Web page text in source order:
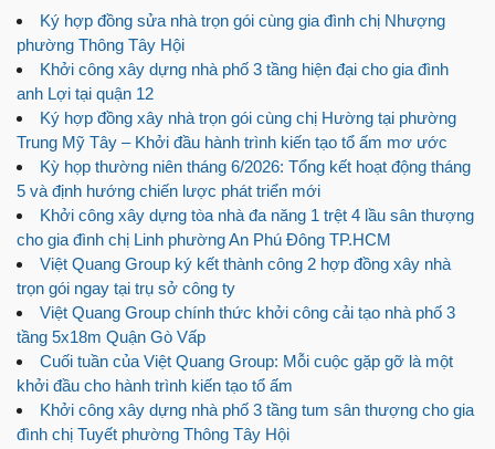
Ký hợp đồng sửa nhà trọn gói cùng gia đình chị Nhượng
phường Thông Tây Hội
Khởi công xây dựng nhà phố 3 tầng hiện đại cho gia đình
anh Lợi tại quận 12
Ký hợp đồng xây nhà trọn gói cùng chị Hường tại phường
Trung Mỹ Tây – Khởi đầu hành trình kiến tạo tổ ấm mơ ước
Kỳ họp thường niên tháng 6/2026: Tổng kết hoạt động tháng
5 và định hướng chiến lược phát triển mới
Khởi công xây dựng tòa nhà đa năng 1 trệt 4 lầu sân thượng
cho gia đình chị Linh phường An Phú Đông TP.HCM
Việt Quang Group ký kết thành công 2 hợp đồng xây nhà
trọn gói ngay tại trụ sở công ty
Việt Quang Group chính thức khởi công cải tạo nhà phố 3
tầng 5x18m Quận Gò Vấp
Cuối tuần của Việt Quang Group: Mỗi cuộc gặp gỡ là một
khởi đầu cho hành trình kiến tạo tổ ấm
Khởi công xây dựng nhà phố 3 tầng tum sân thượng cho gia
đình chị Tuyết phường Thông Tây Hội